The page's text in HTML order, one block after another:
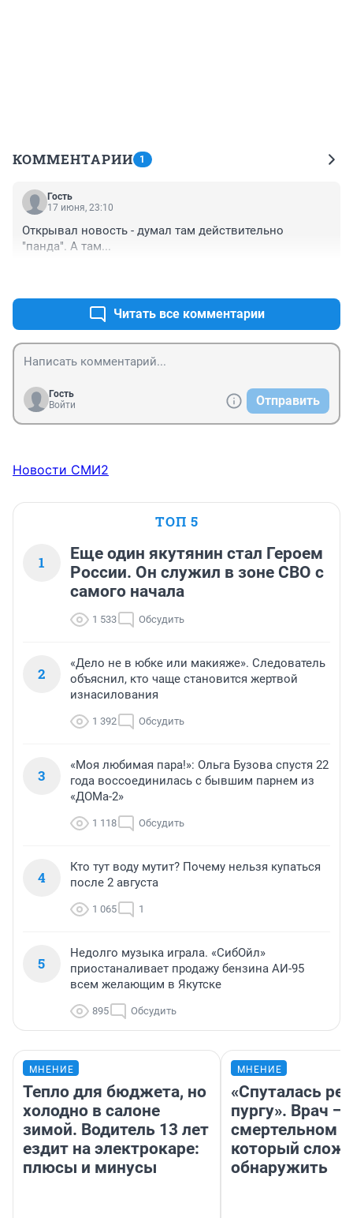
КОММЕНТАРИИ 1
Гость
17 июня, 23:10
Открывал новость - думал там действительно
"панда". А там...
Читать все комментарии
Гость
Войти
Отправить
Новости СМИ2
ТОП 5
1
Еще один якутянин стал Героем
России. Он служил в зоне СВО с
самого начала
1 533 Обсудить
2
«Дело не в юбке или макияже». Следователь
объяснил, кто чаще становится жертвой
изнасилования
1 392 Обсудить
3
«Моя любимая пара!»: Ольга Бузова спустя 22
года воссоединилась с бывшим парнем из
«ДОМа-2»
1 118 Обсудить
4
Кто тут воду мутит? Почему нельзя купаться
после 2 августа
1 065 1
5
Недолго музыка играла. «СибОйл»
приостаналивает продажу бензина АИ-95
всем желающим в Якутске
895 Обсудить
МНЕНИЕ
Тепло для бюджета, но
холодно в салоне
зимой. Водитель 13 лет
ездит на электрокаре:
плюсы и минусы
МНЕНИЕ
«Спуталась
пургу». Врач —
смертельном
который
обнаружить